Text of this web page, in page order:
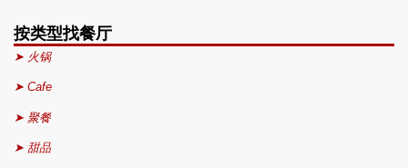
按类型找餐厅
➤ 火锅
➤ Cafe
➤ 聚餐
➤ 甜品